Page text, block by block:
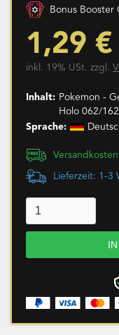
Bonus Booster
1,29 €
inkl. 19% USt. zzgl.
Inhalt: Pokemon -
Holo 062/
Sprache:
Lieferzeit: 1-3